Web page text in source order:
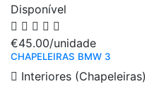
Disponível
€45.00/unidade
CHAPELEIRAS BMW 3
Interiores (Chapeleiras)